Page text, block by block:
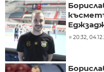
20:32,